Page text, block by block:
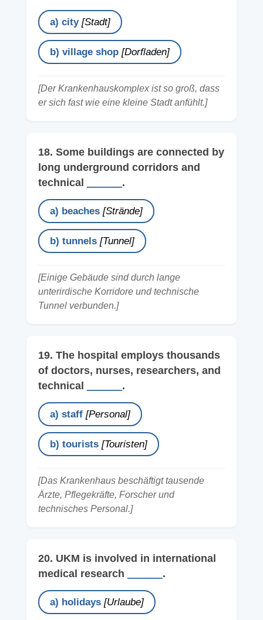
a) city [Stadt]
b) village shop [Dorfladen]
[Der Krankenhauskomplex ist so groß, dass
er sich fast wie eine kleine Stadt anfühlt.]
18. Some buildings are connected by
long underground corridors and
technical
.
a) beaches [Strände]
b) tunnels [Tunnel]
[Einige Gebäude sind durch lange
unterirdische Korridore und technische
Tunnel verbunden.]
19. The hospital employs thousands
of doctors, nurses, researchers, and
technical
.
a) staff [Personal]
b) tourists [Touristen]
[Das Krankenhaus beschäftigt tausende
Ärzte, Pflegekräfte, Forscher und
technisches Personal.]
20. UKM is involved in international
medical research
.
a) holidays [Urlaube]